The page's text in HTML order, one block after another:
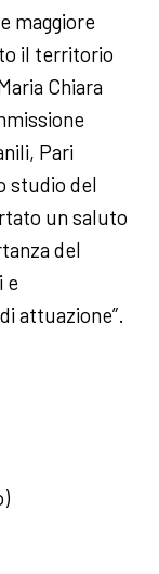
maggiore
il territorio
Chiara
Pari
studio del
un saluto
del
e
attuazione”.